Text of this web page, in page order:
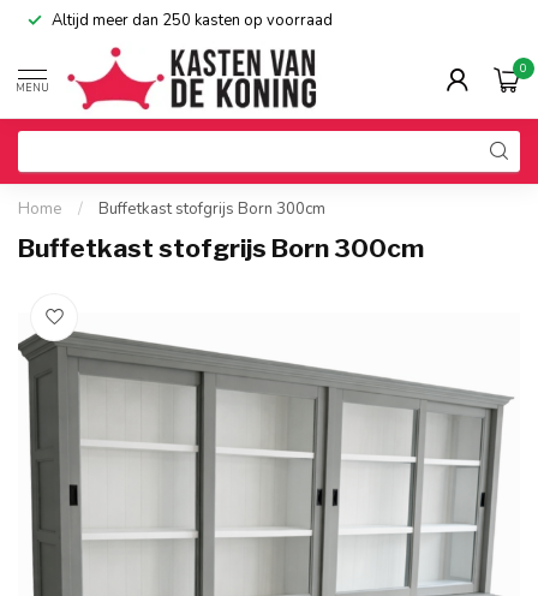
Altijd meer dan 250 kasten op voorraad
MENU
0
Home / Buffetkast stofgrijs Born 300cm
Buffetkast stofgrijs Born 300cm